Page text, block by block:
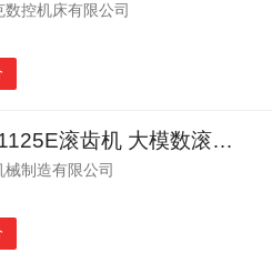
数控机床有限公司
供应Y31125E滚齿机 大模数滚齿机 加大滚齿机
械制造有限公司